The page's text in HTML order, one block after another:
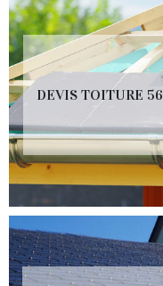
DEVIS TOITURE 56